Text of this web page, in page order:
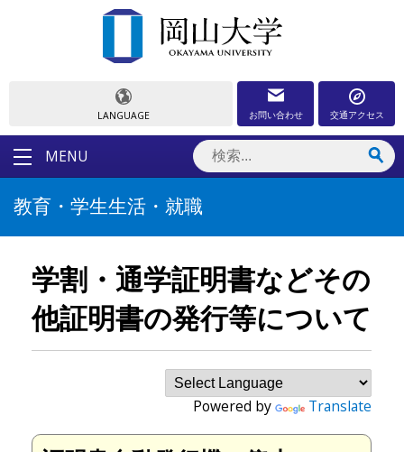
LANGUAGE お問い合わせ 交通アクセス
MENU
教育・学生生活・就職
学割・通学証明書などその
他証明書の発行等について
Powered by Translate